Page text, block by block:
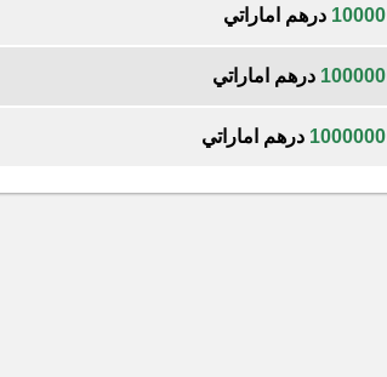
10000 درهم اماراتي
100000 درهم اماراتي
1000000 درهم اماراتي